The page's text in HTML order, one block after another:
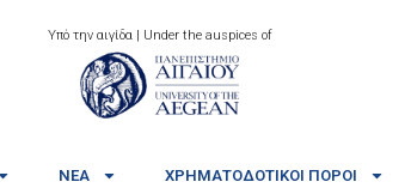
Υπό την αιγίδα | Under the auspices of
ΝΈΑ ΧΡΗΜΑΤΟΔΟΤΙΚΟΊ ΠΌΡΟΙ